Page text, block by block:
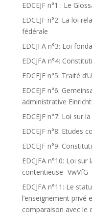
EDCEJF n°1 : Le
EDCEJF n°2: La loi
fédérale
EDCJFA n°3: Loi
EDCJFA n°4:
EDCEJF n°5: Traité
EDCEJF n°6:
administrative
EDCEJF n°7: Loi sur
EDCEJF n°8: Etudes
EDCEJF n°9:
EDCJFA n°10: Loi
contentieuse -VwVfG-
EDCJFA n°11: Le
l’enseignement privé
comparaison avec le